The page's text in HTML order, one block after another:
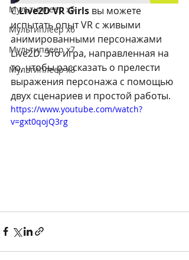
Мультиплеер х5
Мультиплеер х6
Мультиплеер х7
Мультиплеер х8
С Live2D VR Girls вы можете
испытать опыт VR с живыми
анимированными персонажами
Live2D. Это игра, направленная на
то, чтобы рассказать о прелести
выражения персонажа с помощью
двух сценариев и простой работы.
https://www.youtube.com/watch?
v=gxt0qojQ3rg